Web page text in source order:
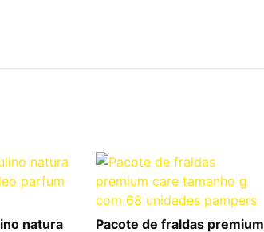
natura
Pacote de fraldas premium